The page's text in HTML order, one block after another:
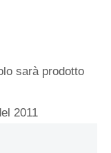
sarà prodotto
2011